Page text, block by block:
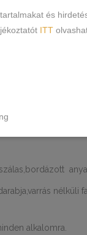
nélküli
alkalomra.
és
ITT